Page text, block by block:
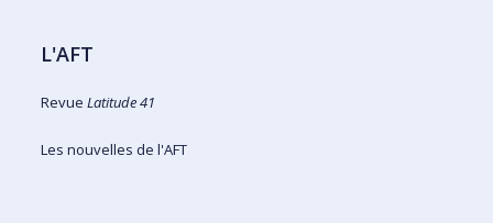
L'AFT
RevueLatitude 41
Les nouvelles de l'AFT